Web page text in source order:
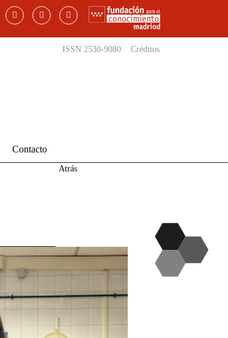
ISSN 2530-9080 Créditos
Contacto
Atrás